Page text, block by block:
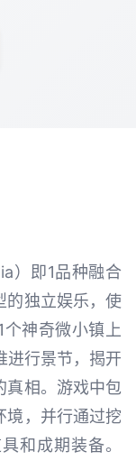
）即1品种融合
的独立娱乐，使
神奇微小镇上
进行景节，揭开
真相。游戏中包
境，并行通过挖
和成期装备。